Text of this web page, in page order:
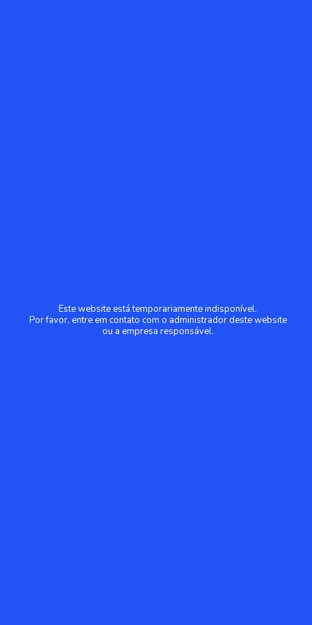
Este website está temporariamente indisponível.
Por favor, entre em contato com o administrador deste website
ou a empresa responsável.